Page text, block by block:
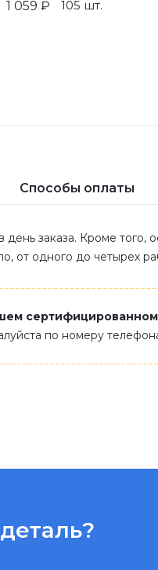
1 059 ₽ 105 шт.
Способы оплаты
в день заказа. Кроме того,
от одного до четырех
сертифицированном
по номеру